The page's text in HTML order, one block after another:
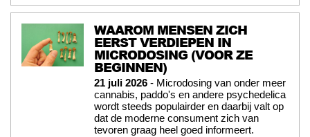
WAAROM MENSEN ZICH
EERST VERDIEPEN IN
MICRODOSING (VOOR ZE
BEGINNEN)
21 juli 2026 - Microdosing van onder meer
cannabis, paddo's en andere psychedelica
wordt steeds populairder en daarbij valt op
dat de moderne consument zich van
tevoren graag heel goed informeert.